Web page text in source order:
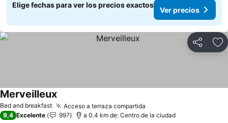
Elige fechas para ver los precios exactos
Ver precios
Compartir
Bed and breakfast Acceso a terraza compartida
Merveilleux
9,4 Excelente 997 a 0.4 km de: Centro de la ciudad